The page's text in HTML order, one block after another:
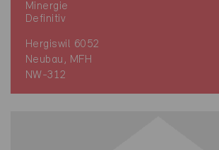
Minergie
Definitiv
Hergiswil 6052
Neubau, MFH
NW-312